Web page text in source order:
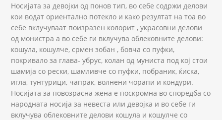
Носијата за девојки од понов тип, во себе содржи делови
кои водат ориентално потекло и како резултат на тоа во
себе вклучуваат поизразен колорит , украсовни делови
од монистра а во себе ги вклучува облековните делови:
кошула, кошулче, срмен зобан , бовча со пуфки,
покривало за глава- убрус, колан од муниста под кој стои
шамија со рески, шамливче со пуфки, побраник, ќиска,
игла, тунтурици, чапрак, волнени чорапи и кондури.
Носијата за повозрасна жена е поскромна во споредба со
народната носија за невеста или девојка и во себе ги
вклучува облековните делови кошула и кошулче со